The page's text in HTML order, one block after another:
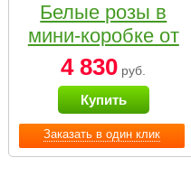
Заказать в один клик
Белые розы в
мини-коробке от
Bella Fiori
4 830 руб.
Купить